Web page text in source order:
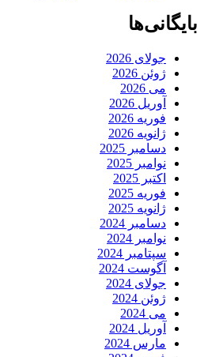
بایگانی‌ها
جولای 2026
ژوئن 2026
می 2026
آوریل 2026
فوریه 2026
ژانویه 2026
دسامبر 2025
نوامبر 2025
اکتبر 2025
فوریه 2025
ژانویه 2025
دسامبر 2024
نوامبر 2024
سپتامبر 2024
آگوست 2024
جولای 2024
ژوئن 2024
می 2024
آوریل 2024
مارس 2024